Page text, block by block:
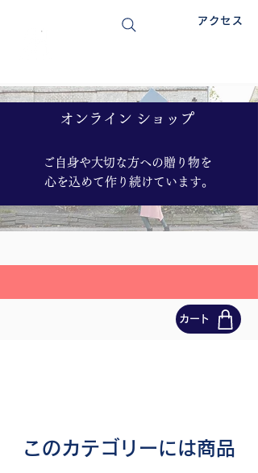
特定非営利活動法人
アクセス
​オンライン ショップ
ご自身や大切な方への贈り物を
心を込めて作り続けています。
カート
このカテゴリーには商品